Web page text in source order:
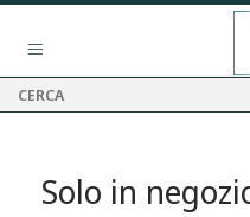
Solo in